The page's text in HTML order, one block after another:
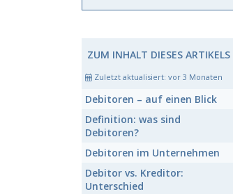
ZUM INHALT DIESES ARTIKELS
Zuletzt aktualisiert: vor 3 Monaten
Debitoren – auf einen Blick
Definition: was sind
Debitoren?
Debitoren im Unternehmen
Debitor vs. Kreditor:
Unterschied